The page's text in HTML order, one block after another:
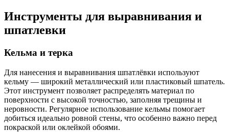
Инструменты для выравнивания и
шпатлевки
Кельма и терка
Для нанесения и выравнивания шпатлёвки используют
кельму — широкий металлический или пластиковый шпатель.
Этот инструмент позволяет распределять материал по
поверхности с высокой точностью, заполняя трещины и
неровности. Регулярное использование кельмы помогает
добиться идеально ровной стены, что особенно важно перед
покраской или оклейкой обоями.